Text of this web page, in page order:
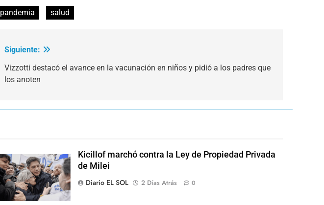
pandemia salud
Siguiente:
Vizzotti destacó el avance en la vacunación en niños y pidió a los padres que
los anoten
Kicillof marchó contra la Ley de Propiedad Privada
de Milei
Diario EL SOL
2 Días Atrás 0